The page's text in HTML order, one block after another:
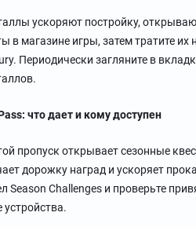
ускоряют постройку,
в магазине игры, затем тратите
Периодически загляните в
что дает и кому доступен
пропуск открывает сезонные
дорожку наград и ускоряет
Season Challenges и проверьте
устройства.